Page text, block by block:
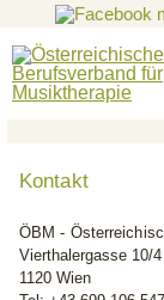
Kontakt
ÖBM -
Vierthalergasse 10/4
1120 Wien